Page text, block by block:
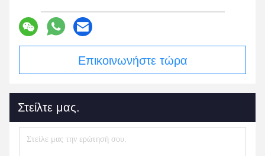
Επικοινωνήστε τώρα
Στείλτε μας.